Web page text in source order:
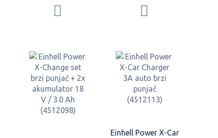
Einhell Power X-Car